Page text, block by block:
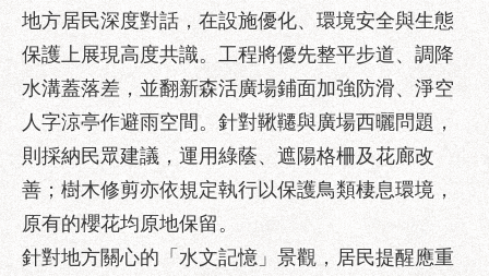
性
騷
擾
防
治
廉
政
園
地
地方居民深度對話，在設施優化、環境安全與生態
保護上展現高度共識。工程將優先整平步道、調降
水溝蓋落差，並翻新森活廣場鋪面加強防滑、淨空
人字涼亭作避雨空間。針對鞦韆與廣場西曬問題，
則採納民眾建議，運用綠蔭、遮陽格柵及花廊改
善；樹木修剪亦依規定執行以保護鳥類棲息環境，
原有的櫻花均原地保留。
針對地方關心的「水文記憶」景觀，居民提醒應重